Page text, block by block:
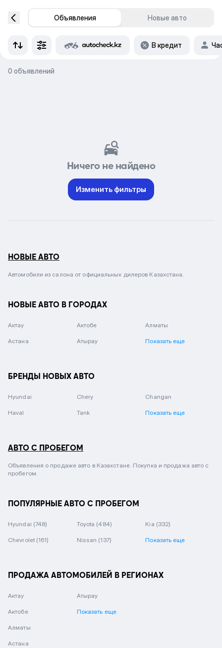
Объявления Новые авто
В кредит
0 объявлений
Ничего не найдено
Изменить фильтры
НОВЫЕ АВТО
Автомобили из салона от официальных дилеров Казахстана.
НОВЫЕ АВТО В ГОРОДАХ
Актау Актобе Алматы
Астана Атырау Показать еще
БРЕНДЫ НОВЫХ АВТО
Hyundai Chery Changan
Haval Tank Показать еще
АВТО С ПРОБЕГОМ
Объявления о продаже авто в Казахстане. Покупка и продажа авто с
пробегом.
ПОПУЛЯРНЫЕ АВТО С ПРОБЕГОМ
Hyundai (748) Toyota (484) Kia (332)
Chevrolet (161) Nissan (137) Показать еще
ПРОДАЖА АВТОМОБИЛЕЙ В РЕГИОНАХ
Актау
Актобе
Алматы
Астана
Атырау
Показать еще